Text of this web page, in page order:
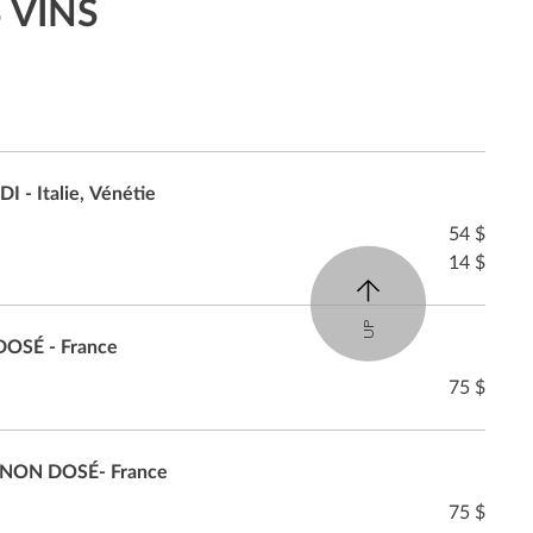
VINS
- Italie, Vénétie
54 $
14 $
- France
75 $
DOSÉ- France
75 $
UP